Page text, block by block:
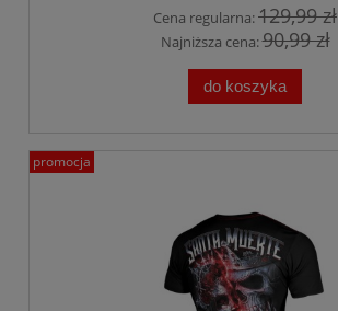
Cena regularna:129,99 zł
Najniższa cena:90,99 zł
do koszyka
promocja